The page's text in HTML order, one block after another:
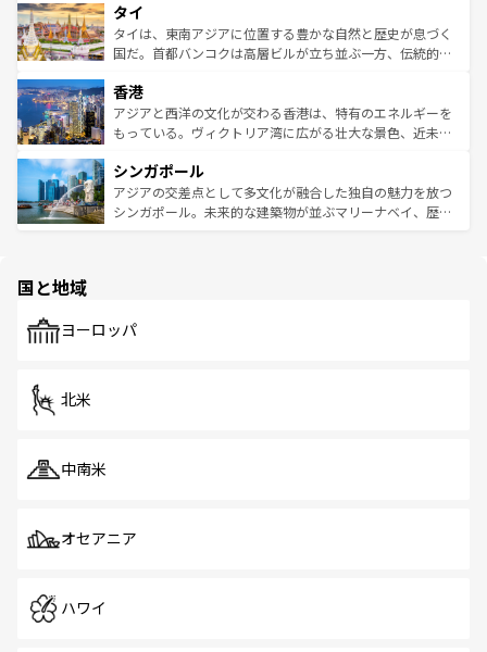
リティに包まれながら、韓国の多彩な魅力を心ゆくまで味
わってみてほしい。 なお、新着の韓国情報はコンテンツ一
覧を参照してほしい。
急速な発展と共に伝統が息づく。ハノイの古い町並みやホ
ーチミン市のフランス統治時代の建物も、独特の雰囲気を
醸し出している。また、バラエティの豊かさとおいしさで
とつ。フォーやバインミー、ベトナムコーヒーなどは、ぜ
ひ現地で味わいたい。どの地域を訪れてもあたたかい人々
が旅行者を迎えてくれるので、きっと忘れられない旅にな
参照してほしい。
タイ
タイは、東南アジアに位置する豊かな自然と歴史が息づく
国だ。首都バンコクは高層ビルが立ち並ぶ一方、伝統的な
の活気が交差している。北部ではチェンマイなどの山岳地
帯で自然と触れ合い、南部ではプーケットやクラビの美し
いビーチでリゾート気分を楽しむことができる。タイ料理
激する。気候は一年中温暖で、どの季節にも異なる楽しみ
が待っている。親しみやすいタイの人々、仏教を中心とし
た文化、そして多様な観光資源が、訪れる旅人を魅了し続
香港
アジアと西洋の文化が交わる香港は、特有のエネルギーを
もっている。ヴィクトリア湾に広がる壮大な景色、近未来
み、どこを訪れても感動するはず。観光スポットが密集し
ており、効率よく見どころを回れるのも魅力。息をのむよ
うな絶景から文化的な体験まで、香港を存分に楽しみ尽く
シンガポール
アジアの交差点として多文化が融合した独自の魅力を放つ
シンガポール。未来的な建築物が並ぶマリーナベイ、歴史
で、ホーカーズは地元の風情を楽しめる外せないスポット
国と地域
ヨーロッパ
北米
中南米
オセアニア
ハワイ